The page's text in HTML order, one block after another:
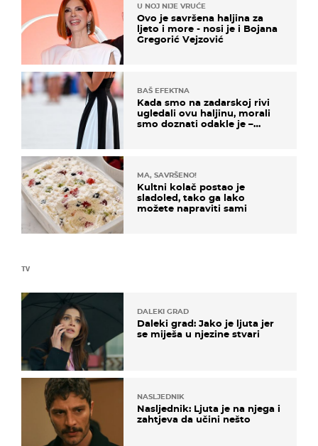
TV
DALEKI GRAD
Daleki grad: Jako je ljuta jer
se miješa u njezine stvari
NASLJEDNIK
Nasljednik: Ljuta je na njega i
zahtjeva da učini nešto
U NOJ NIJE VRUĆE
Ovo je savršena haljina za
ljeto i more - nosi je i Bojana
Gregorić Vejzović
BAŠ EFEKTNA
Kada smo na zadarskoj rivi
ugledali ovu haljinu, morali
smo doznati odakle je –
MA, SAVRŠENO!
Kultni kolač postao je
sladoled, tako ga lako
možete napraviti sami